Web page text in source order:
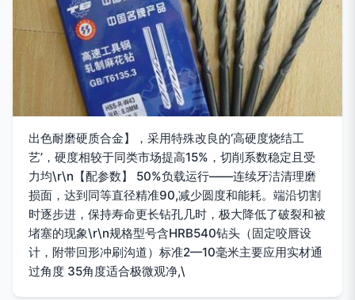
出色耐磨硬质合金】，采用特殊改良的‘高硬度烧结工
艺’，硬度相较于同类市场提高15%，切削系数稳定且受
力均\r\n【配参数】 50%负载运行——连续牙洁清理磨
损面，达到同等直径精准90,减少圆度和能耗。端沿切割
时逐步进，保持寿命更长钻孔几时，极大降低了破裂和被
堵塞的现象\r\n规格型号含HRB540钻头（固定咬唇设
计，附带回形冲刷沟道）标准2—10毫米主要应用实材通
过角度 35角度适合极微观净,\